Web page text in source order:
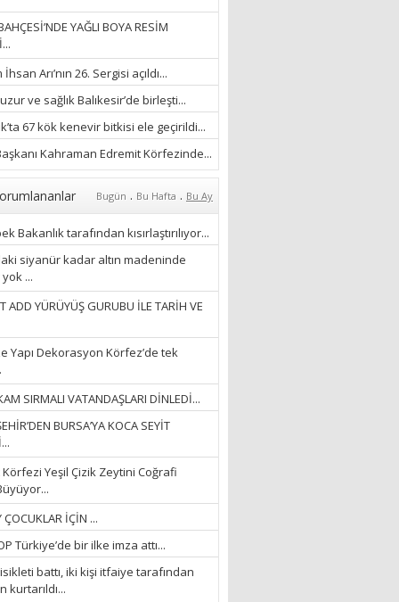
“BEDEN VE RUH
BÜTÜNLÜĞÜ...”
18/03/2023
İlknur Solmaz Çoban
“DOĞANIN GÜLEÇ
YAĞMURLARINI
ÖZLERKEN…”
23/11/2025
“Ne çok şey oldu
unutulmaması gereken”
28/01/2024
“AKIL GÖZÜ”
Ayşegül Akay
“KURTULDUM”
28/01/2024
YAĞLI BOYA RESİM
Arı’nın 26. Sergisi açıldı...
ve sağlık Balıkesir’de birleşti...
67 kök kenevir bitkisi ele geçirildi...
Kahraman Edremit Körfezinde...
Bugün . Bu Hafta . Bu Ay
Bakanlık tarafından kısırlaştırılıyor...
siyanür kadar altın madeninde
...
ADD YÜRÜYÜŞ GURUBU İLE TARİH VE
Yapı Dekorasyon Körfez’de tek
SIRMALI VATANDAŞLARI DİNLEDİ...
BURSA’YA KOCA SEYİT
Yeşil Çizik Zeytini Coğrafi
ÇOCUKLAR İÇİN ...
Türkiye’de bir ilke imza attı...
battı, iki kişi itfaiye tarafından
kurtarıldı...